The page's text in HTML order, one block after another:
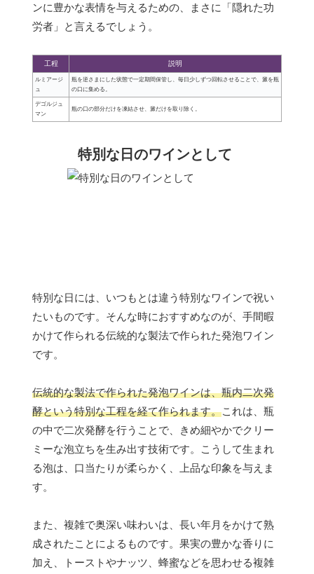
ンに豊かな表情を与えるための、まさに「隠れた功
労者」と言えるでしょう。
工程 説明
ルミアージ
ュ
瓶を逆さまにした状態で一定期間保管し、毎日少しずつ回転させることで、澱を瓶
の口に集める。
デゴルジュ
マン
瓶の口の部分だけを凍結させ、澱だけを取り除く。
特別な日のワインとして
特別な日には、いつもとは違う特別なワインで祝い
たいものです。そんな時におすすめなのが、手間暇
かけて作られる伝統的な製法で作られた発泡ワイン
です。
伝統的な製法で作られた発泡ワインは、瓶内二次発
酵という特別な工程を経て作られます。これは、瓶
の中で二次発酵を行うことで、きめ細やかでクリー
ミーな泡立ちを生み出す技術です。こうして生まれ
る泡は、口当たりが柔らかく、上品な印象を与えま
す。
また、複雑で奥深い味わいは、長い年月をかけて熟
成されたことによるものです。果実の豊かな香りに
加え、トーストやナッツ、蜂蜜などを思わせる複雑